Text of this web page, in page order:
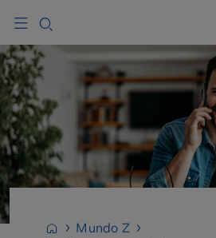
Mundo Z